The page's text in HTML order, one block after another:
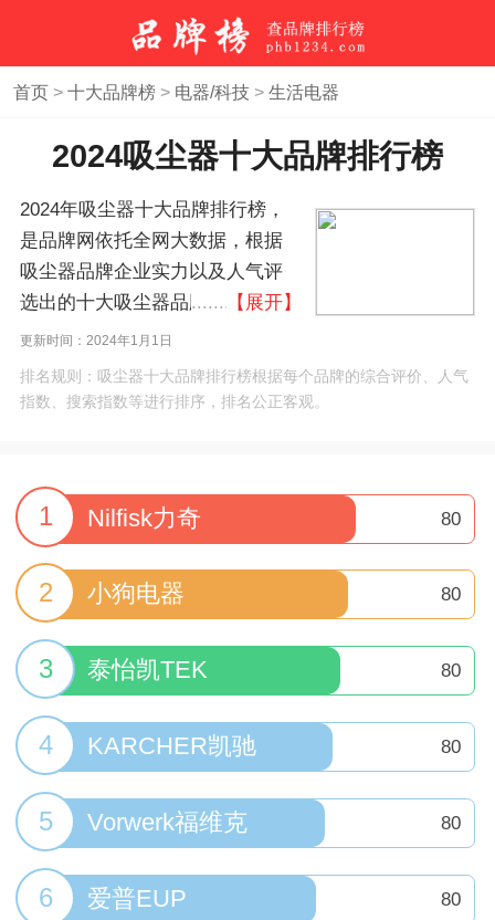
首页> 十大品牌榜> 电器/科技> 生活电器
2024吸尘器十大品牌排行榜
2024年吸尘器十大品牌排行榜，
是品牌网依托全网大数据，根据
吸尘器品牌企业实力以及人气评
选出的十大吸尘器品牌排行榜，
吸尘器10大品牌榜。如果您正在
查找吸尘器什么牌子好？本吸尘
器品牌排名榜单可作为您选购、
【展开】
更新时间：2024年1月1日
排名规则：吸尘器十大品牌排行榜根据每个品牌的综合评价、人气
指数、搜索指数等进行排序，排名公正客观。
1 Nilfisk力奇 80
2 小狗电器 80
3 泰怡凯TEK 80
4 KARCHER凯驰 80
5 Vorwerk福维克 80
6 爱普EUP 80